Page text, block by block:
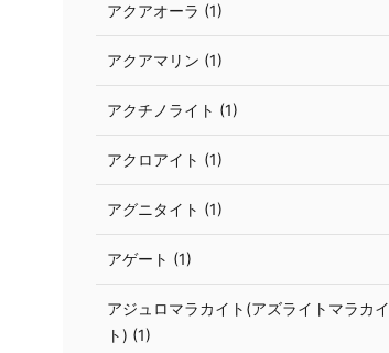
アクアオーラ (1)
アクアマリン (1)
アクチノライト (1)
アクロアイト (1)
アグニタイト (1)
アゲート (1)
アジュロマラカイト(アズライトマラカイ
ト) (1)